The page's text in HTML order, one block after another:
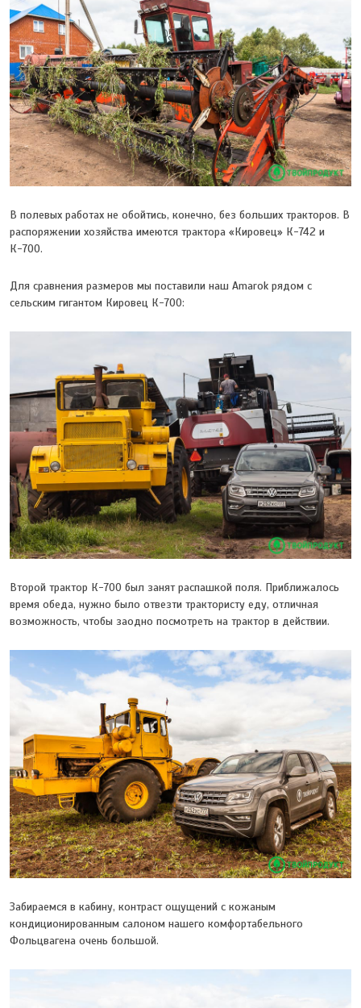
В полевых работах не обойтись, конечно, без больших тракторов. В
распоряжении хозяйства имеются трактора «Кировец» К-742 и
К-700.
Для сравнения размеров мы поставили наш Amarok рядом с
сельским гигантом Кировец К-700:
Второй трактор К-700 был занят распашкой поля. Приближалось
время обеда, нужно было отвезти трактористу еду, отличная
возможность, чтобы заодно посмотреть на трактор в действии.
Забираемся в кабину, контраст ощущений с кожаным
кондиционированным салоном нашего комфортабельного
Фольцвагена очень большой.